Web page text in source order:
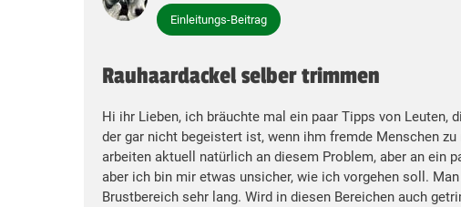
Einleitungs-Beitrag
Rauhaardackel selber trimmen
Hi ihr Lieben, ich bräuchte mal ein paar Tipps von Leuten,
der gar nicht begeistert ist, wenn ihm fremde Menschen
arbeiten aktuell natürlich an diesem Problem, aber an ein
aber ich bin mir etwas unsicher, wie ich vorgehen soll.
Brustbereich sehr lang. Wird in diesen Bereichen auch